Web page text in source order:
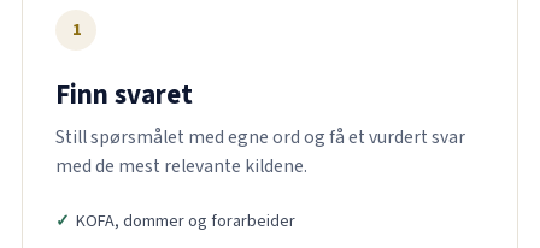
1
Finn svaret
Still spørsmålet med egne ord og få et vurdert svar
med de mest relevante kildene.
KOFA, dommer og forarbeider